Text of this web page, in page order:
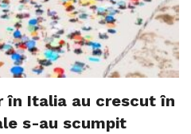
în Italia au crescut în
s-au scumpit